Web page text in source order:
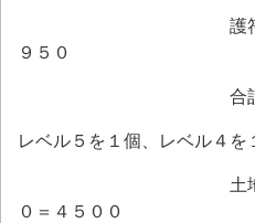
護符（１２＋
９５０
合計＝５
レベル５を１個、レベル４を
土地１８０＋
０＝４５００